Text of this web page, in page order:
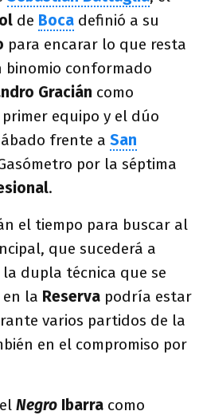
de Boca definió a su
para encarar lo que resta
binomio conformado
Gracián como
equipo y el dúo
frente a San
por la séptima
.
el tiempo para buscar al
que sucederá a
dupla técnica que se
la Reserva podría estar
varios partidos de la
en el compromiso por
Negro Ibarra como